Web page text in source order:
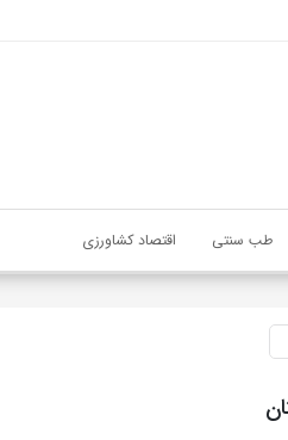
طب سنتی اقتصاد کشاورزی